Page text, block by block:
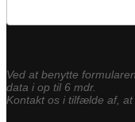
Ved at benytte
data i op til 6 mdr.
Kontakt os i tilfælde af,